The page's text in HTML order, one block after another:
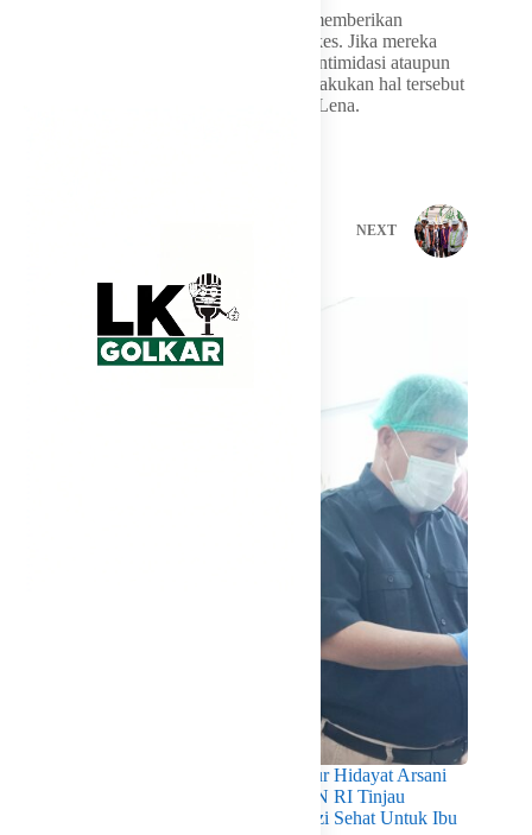
“Undang-Undang Kesehatan sudah jelas memberikan
perlindungan kepada tenaga medis dan nakes. Jika mereka
bekerja sesuai SOP, mereka tidak boleh diintimidasi ataupun
mengalami kekerasan. Siapa pun yang melakukan hal tersebut
dapat dikenai sanksi pidana,” terang Laka Lena.
NEXT
Pastikan Kualitas Gizi Terpenuhi, Gubernur Hidayat Arsani
Dampingi Mendukbangga/Kepala BKKBN RI Tinjau
Layanan Program MBG 3B Wujudkan Gizi Sehat Untuk Ibu